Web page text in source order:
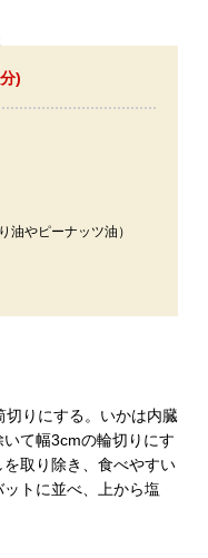
)
油やピーナッツ油）
りにする。いかは内臓
て幅3cmの輪切りにす
取り除き、食べやすい
トに並べ、上から塩